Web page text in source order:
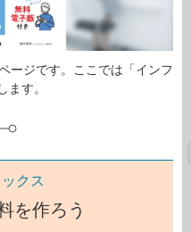
ージです。ここでは「インフ
す。
クス
を作ろう